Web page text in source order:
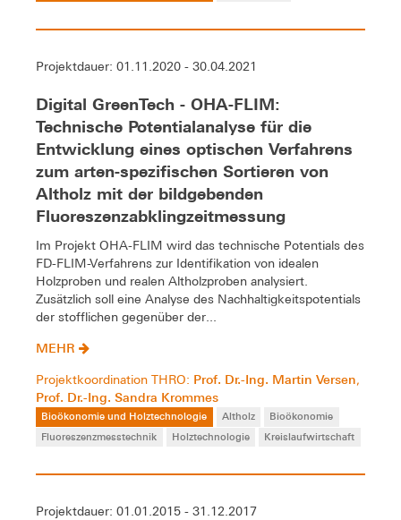
Projektdauer: 01.11.2020 - 30.04.2021
Digital GreenTech - OHA-FLIM:
Technische Potentialanalyse für die
Entwicklung eines optischen Verfahrens
zum arten-spezifischen Sortieren von
Altholz mit der bildgebenden
Fluoreszenzabklingzeitmessung
Im Projekt OHA-FLIM wird das technische Potentials des
FD-FLIM-Verfahrens zur Identifikation von idealen
Holzproben und realen Altholzproben analysiert.
Zusätzlich soll eine Analyse des Nachhaltigkeitspotentials
der stofflichen gegenüber der...
MEHR
Projektkoordination THRO: Prof. Dr.-Ing. Martin Versen,
Prof. Dr.-Ing. Sandra Krommes
Bioökonomie und Holztechnologie Altholz
Bioökonomie
Fluoreszenzmesstechnik
Holztechnologie Kreislaufwirtschaft
Projektdauer: 01.01.2015 - 31.12.2017